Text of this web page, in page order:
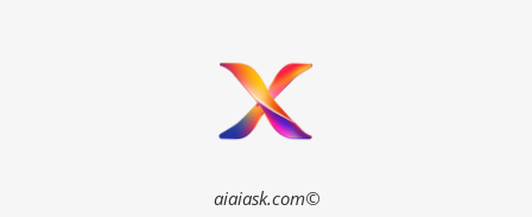
aiaiask.com©